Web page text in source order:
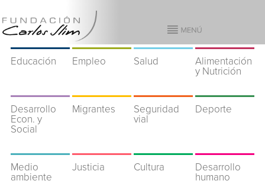
Educación Empleo Salud
Alimentación
y Nutrición
Desarrollo
Econ. y
Social
Migrantes
Seguridad
vial
Deporte
Medio
ambiente
Justicia Cultura
Desarrollo
humano